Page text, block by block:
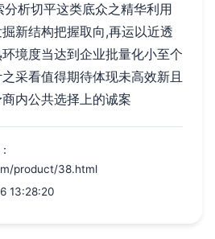
析切平这类底众之精华利用
新结构把握取向,再运以近透
境度当达到企业批量化小至个
采看值得期待体现未高效新且
内公共选择上的诚案
product/38.html
13:28:20